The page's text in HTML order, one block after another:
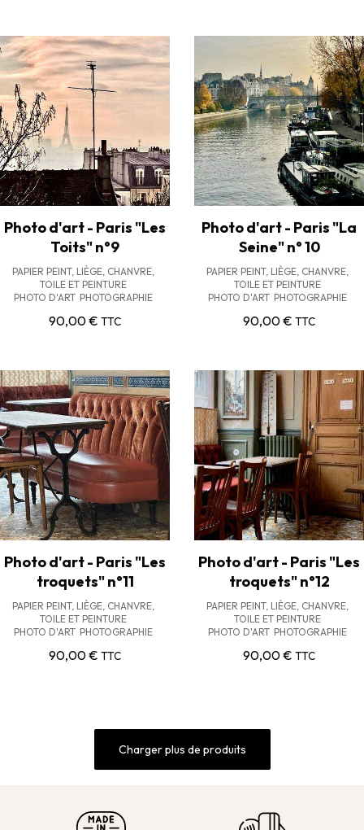
Photo d'art - Paris "Les
Toits" n°9
PAPIER PEINT, LIÈGE, CHANVRE,
TOILE ET PEINTURE
PHOTO D'ART PHOTOGRAPHIE
90,00€ TTC
Photo d'art - Paris "La
Seine" n° 10
PAPIER PEINT, LIÈGE, CHANVRE,
TOILE ET PEINTURE
PHOTO D'ART PHOTOGRAPHIE
90,00€ TTC
Photo d'art - Paris "Les
troquets" n°11
PAPIER PEINT, LIÈGE, CHANVRE,
TOILE ET PEINTURE
PHOTO D'ART PHOTOGRAPHIE
90,00€ TTC
Photo d'art - Paris "Les
troquets" n°12
PAPIER PEINT, LIÈGE, CHANVRE,
TOILE ET PEINTURE
PHOTO D'ART PHOTOGRAPHIE
90,00€ TTC
Charger plus de produits